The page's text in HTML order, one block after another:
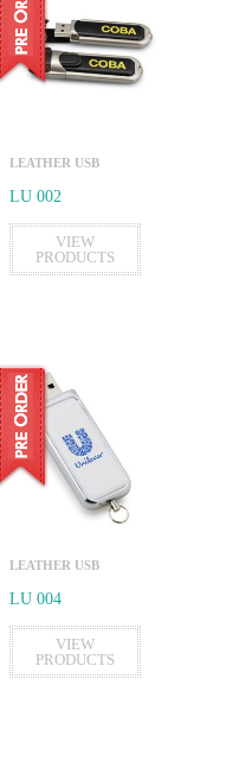
LEATHER USB
LU 002
VIEW
PRODUCTS
LEATHER USB
LU 004
VIEW
PRODUCTS